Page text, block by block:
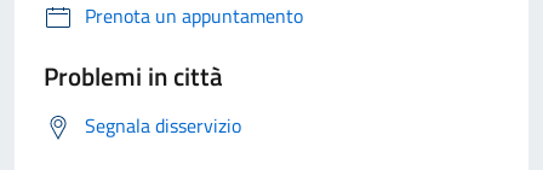
Prenota un appuntamento
Problemi in città
Segnala disservizio